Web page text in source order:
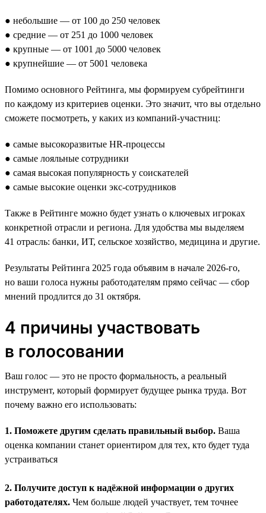
● небольшие — от 100 до 250 человек
● средние — от 251 до 1000 человек
● крупные — от 1001 до 5000 человек
● крупнейшие — от 5001 человека
Помимо основного Рейтинга, мы формируем субрейтинги
по каждому из критериев оценки. Это значит, что вы отдельно
сможете посмотреть, у каких из компаний-участниц:
● самые высокоразвитые HR-процессы
● самые лояльные сотрудники
● самая высокая популярность у соискателей
● самые высокие оценки экс-сотрудников
Также в Рейтинге можно будет узнать о ключевых игроках
конкретной отрасли и региона. Для удобства мы выделяем
41 отрасль: банки, ИТ, сельское хозяйство, медицина и другие.
Результаты Рейтинга 2025 года объявим в начале 2026-го,
но ваши голоса нужны работодателям прямо сейчас — сбор
мнений продлится до 31 октября.
4 причины участвовать
в голосовании
Ваш голос — это не просто формальность, а реальный
инструмент, который формирует будущее рынка труда. Вот
почему важно его использовать:
1. Поможете другим сделать правильный выбор. Ваша
оценка компании станет ориентиром для тех, кто будет туда
устраиваться
2. Получите доступ к надёжной информации о других
работодателях. Чем больше людей участвует, тем точнее